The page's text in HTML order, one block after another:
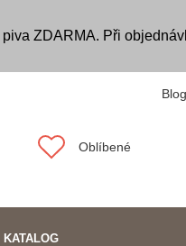
ZDARMA. Při
Blog
Oblíbené
KATALOG